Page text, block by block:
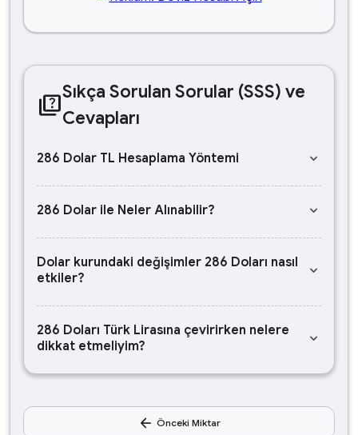
quizSıkça Sorulan Sorular (SSS) ve
Cevapları
286 Dolar TL Hesaplama Yöntemi keyboard_arrow_down
286 Dolar ile Neler Alınabilir? keyboard_arrow_down
Dolar kurundaki değişimler 286 Doları nasıl
etkiler?
keyboard_arrow_down
286 Doları Türk Lirasına çevirirken nelere
dikkat etmeliyim?
keyboard_arrow_down
arrow_back Önceki Miktar